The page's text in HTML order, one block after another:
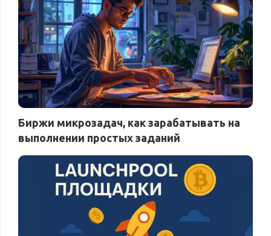
Биржи микрозадач, как зарабатывать на
выполнении простых заданий